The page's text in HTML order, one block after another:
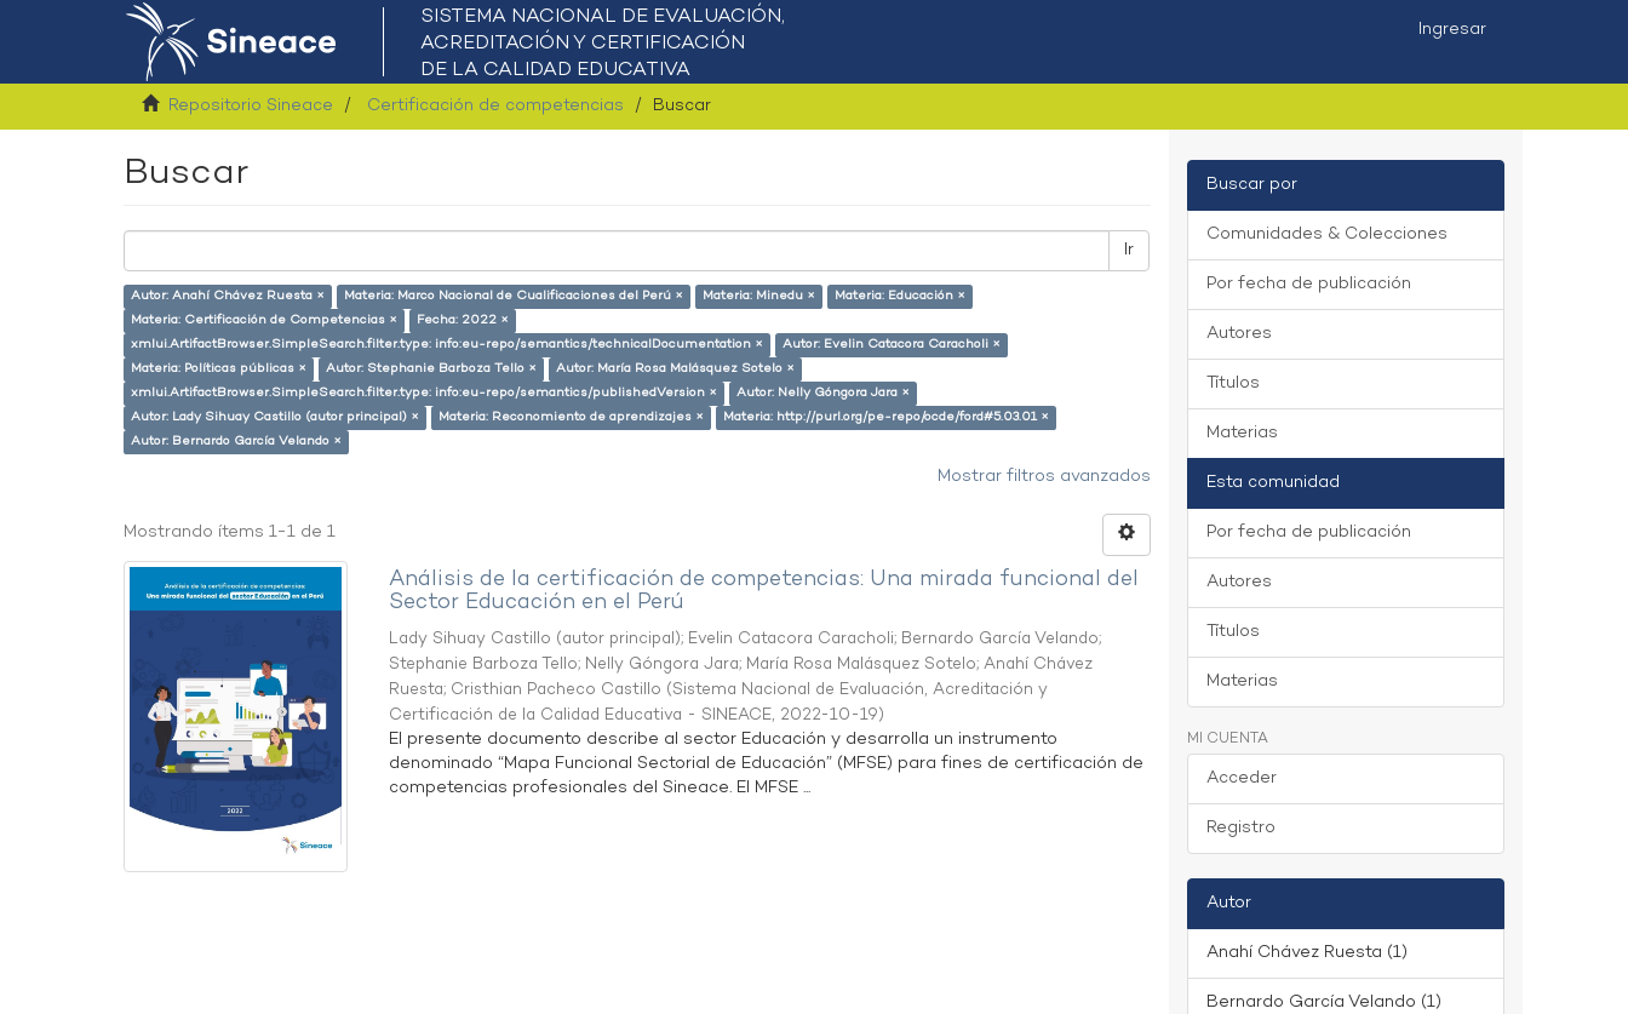
Ingresar
Repositorio Sineace Certificación de competencias Buscar
Buscar
Ir
Autor: Anahí Chávez Ruesta × Materia: Marco Nacional de Cualificaciones del Perú × Materia: Minedu ×
Materia: Educación ×
Materia: Certificación de Competencias ×
Fecha: 2022 ×
xmlui.ArtifactBrowser.SimpleSearch.filter.type: info:eu-repo/semantics/technicalDocumentation ×
Autor: Evelin Catacora Caracholi ×
Materia: Políticas públicas ×
Autor: Stephanie Barboza Tello ×
Autor: María Rosa Malásquez Sotelo ×
xmlui.ArtifactBrowser.SimpleSearch.filter.type: info:eu-repo/semantics/publishedVersion ×
Autor: Nelly Góngora Jara ×
Autor: Lady Sihuay Castillo (autor principal) ×
Materia: Reconomiento de aprendizajes ×
Materia: http://purl.org/pe-repo/ocde/ford#5.03.01 ×
Autor: Bernardo García Velando ×
Mostrar filtros avanzados
Mostrando ítems 1-1 de 1
Análisis de la certificación de competencias: Una mirada funcional del
Sector Educación en el Perú
Lady Sihuay Castillo (autor principal); Evelin Catacora Caracholi; Bernardo García Velando;
Stephanie Barboza Tello; Nelly Góngora Jara; María Rosa Malásquez Sotelo;Anahí Chávez
Ruesta; Cristhian Pacheco Castillo (Sistema Nacional de Evaluación, Acreditación y
Certificación de la Calidad Educativa - SINEACE, 2022-10-19)
El presente documento describe al sector Educación y desarrolla un instrumento
denominado “Mapa Funcional Sectorial de Educación” (MFSE) para fines de certificación de
competencias profesionales del Sineace. El MFSE ...
Buscar por
Comunidades & Colecciones
Por fecha de publicación
Autores
Títulos
Materias
Esta comunidad
Por fecha de publicación
Autores
Títulos
Materias
MI CUENTA
Acceder
Registro
Autor
Anahí Chávez Ruesta (1)
Bernardo García Velando (1)